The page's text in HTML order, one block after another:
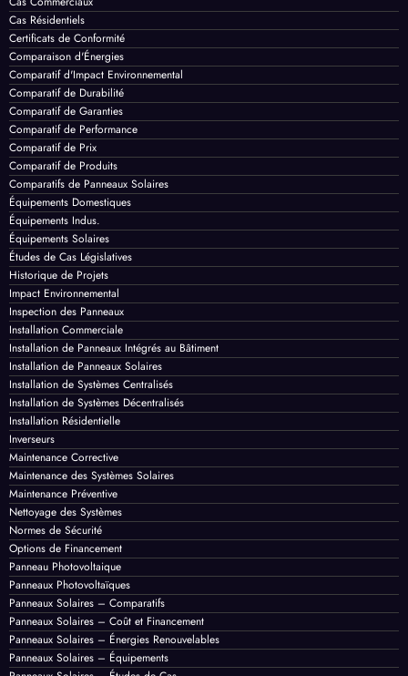
Comparatif d'Impact Environnemental
Comparatif de Durabilité
Comparatif de Garanties
Comparatif de Performance
Comparatif de Prix
Comparatif de Produits
Comparatifs de Panneaux Solaires
Équipements Domestiques
Équipements Indus.
Équipements Solaires
Études de Cas Législatives
Historique de Projets
Impact Environnemental
Inspection des Panneaux
Installation Commerciale
Installation de Panneaux Intégrés au Bâtiment
Installation de Panneaux Solaires
Installation de Systèmes Centralisés
Installation de Systèmes Décentralisés
Installation Résidentielle
Inverseurs
Maintenance Corrective
Maintenance des Systèmes Solaires
Maintenance Préventive
Nettoyage des Systèmes
Normes de Sécurité
Options de Financement
Panneau Photovoltaique
Panneaux Photovoltaïques
Panneaux Solaires – Comparatifs
Panneaux Solaires – Coût et Financement
Panneaux Solaires – Énergies Renouvelables
Panneaux Solaires – Équipements
Panneaux Solaires – Études de Cas
Panneaux Solaires – Innovations
Panneaux Solaires – Installation